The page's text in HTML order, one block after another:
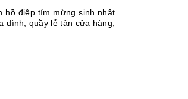
hồ điệp tím mừng sinh nhật
đình, quầy lễ tân cửa hàng,